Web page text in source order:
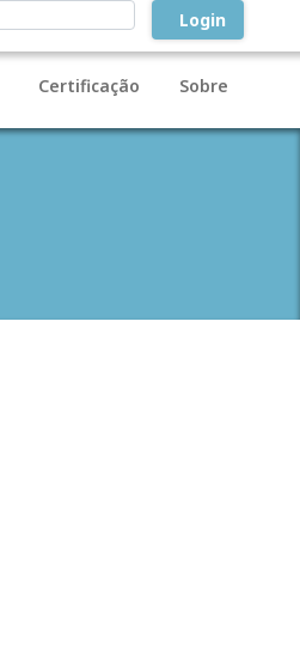
Login
Certificação Sobre